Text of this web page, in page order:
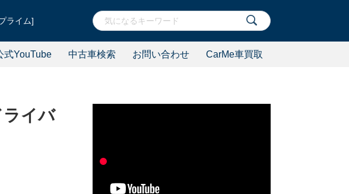
ライム]
式YouTube 中古車検索 お問い合わせ CarMe車買取
ライバ